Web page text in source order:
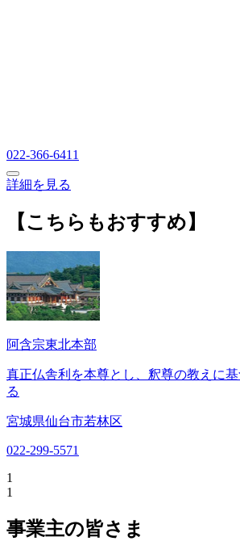
022-366-6411
詳細を見る
【こちらもおすすめ】
阿含宗東北本部
真正仏舎利を本尊とし、釈尊の教えに
る
宮城県仙台市若林区
022-299-5571
1
1
事業主の皆さま